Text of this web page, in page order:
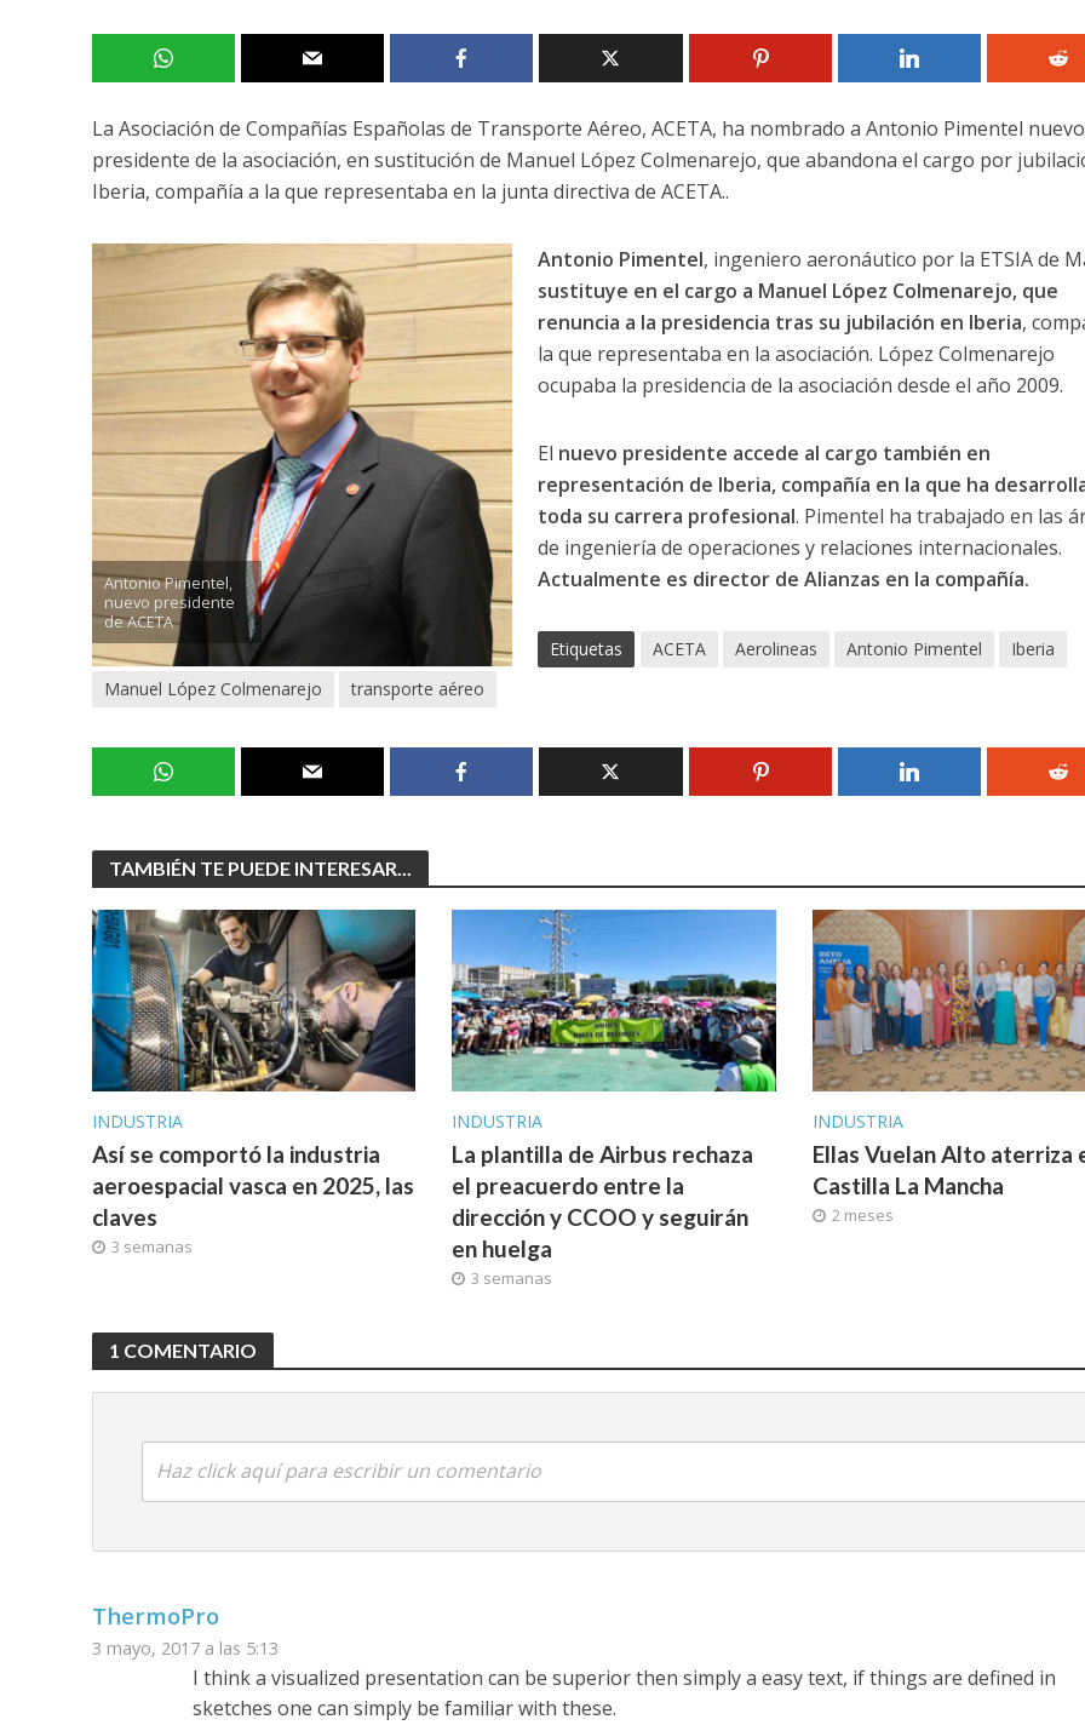
La Asociación de Compañías Españolas de Transporte Aéreo, ACETA, ha nombrado a Antonio Pimentel nuevo
presidente de la asociación, en sustitución de Manuel López Colmenarejo, que abandona el cargo por
Iberia, compañía a la que representaba en la junta directiva de ACETA..
Antonio Pimentel,
nuevo presidente
de ACETA
Antonio Pimentel, ingeniero aeronáutico por la ETSIA de
sustituye en el cargo a Manuel López Colmenarejo, que
renuncia a la presidencia tras su jubilación en Iberia,
la que representaba en la asociación. López Colmenarejo
ocupaba la presidencia de la asociación desde el año 2009.
El nuevo presidente accede al cargo también en
representación de Iberia, compañía en la que ha
toda su carrera profesional. Pimentel ha trabajado en las
de ingeniería de operaciones y relaciones internacionales.
Actualmente es director de Alianzas en la compañía.
Etiquetas ACETA Aerolineas Antonio Pimentel
Iberia
Manuel López Colmenarejo
transporte aéreo
TAMBIÉN TE PUEDE INTERESAR...
INDUSTRIA
Así se comportó la industria
aeroespacial vasca en 2025, las
claves
3 semanas
INDUSTRIA
La plantilla de Airbus rechaza
el preacuerdo entre la
dirección y CCOO y seguirán
en huelga
3 semanas
INDUSTRIA
Ellas Vuelan Alto aterriza
Castilla La Mancha
2 meses
1 COMENTARIO
Haz click aquí para escribir un comentario
ThermoPro
3 mayo, 2017 a las 5:13
I think a visualized presentation can be superior then simply a easy text, if things are defined in
sketches one can simply be familiar with these.